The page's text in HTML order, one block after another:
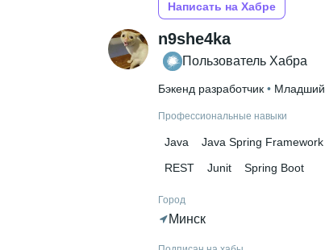
Написать на Хабре
n9she4ka
Пользователь Хабра
Бэкенд разработчик • Младший
Профессиональные навыки
Java Java Spring Framework
REST
Junit Spring Boot
Город
Минск